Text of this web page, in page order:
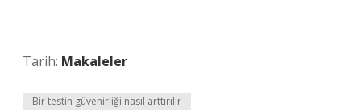
Tarih: Makaleler
Bir testin güvenirliği nasıl arttırılır